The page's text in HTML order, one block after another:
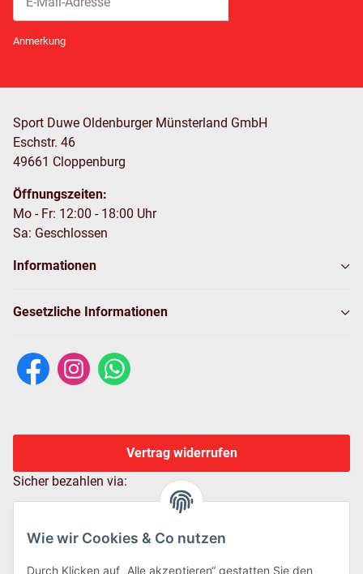
Wie wir Cookies & Co nutzen
Durch Klicken auf „Alle akzeptieren“ gestatten Sie den
Anmerkung
Sport Duwe Oldenburger Münsterland GmbH
Eschstr. 46
49661 Cloppenburg
Öffnungszeiten:
Mo - Fr: 12:00 - 18:00 Uhr
Sa: Geschlossen
Informationen
Gesetzliche Informationen
Vertrag widerrufen
Sicher bezahlen via: